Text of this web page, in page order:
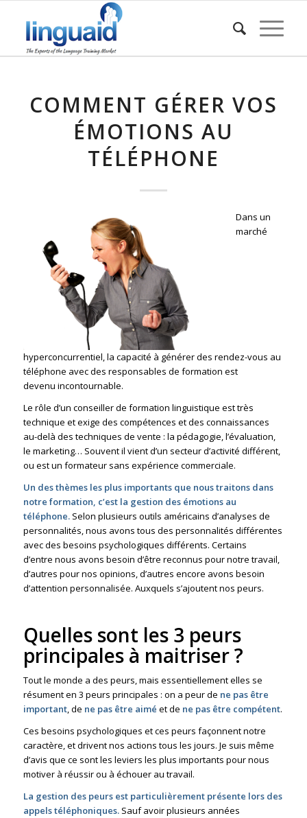
COMMENT GÉRER VOS
ÉMOTIONS AU
TÉLÉPHONE
Dans un
marché
hyperconcurrentiel, la capacité à générer des rendez-vous au
téléphone avec des responsables de formation est
devenu incontournable.
Le rôle d’un conseiller de formation linguistique est très
technique et exige des compétences et des connaissances
au-delà des techniques de vente : la pédagogie, l’évaluation,
le marketing… Souvent il vient d’un secteur d’activité différent,
ou est un formateur sans expérience commerciale.
Un des thèmes les plus importants que nous traitons dans
notre formation, c’est la gestion des émotions au
téléphone. Selon plusieurs outils américains d’analyses de
personnalités, nous avons tous des personnalités différentes
avec des besoins psychologiques différents. Certains
d’entre nous avons besoin d’être reconnus pour notre travail,
d’autres pour nos opinions, d’autres encore avons besoin
d’attention personnalisée. Auxquels s’ajoutent nos peurs.
Quelles sont les 3 peurs
principales à maitriser ?
Tout le monde a des peurs, mais essentiellement elles se
résument en 3 peurs principales : on a peur de ne pas être
important, de ne pas être aimé et de ne pas être compétent.
Ces besoins psychologiques et ces peurs façonnent notre
caractère, et drivent nos actions tous les jours. Je suis même
d’avis que ce sont les leviers les plus importants pour nous
motiver à réussir ou à échouer au travail.
La gestion des peurs est particulièrement présente lors des
appels téléphoniques. Sauf avoir plusieurs années